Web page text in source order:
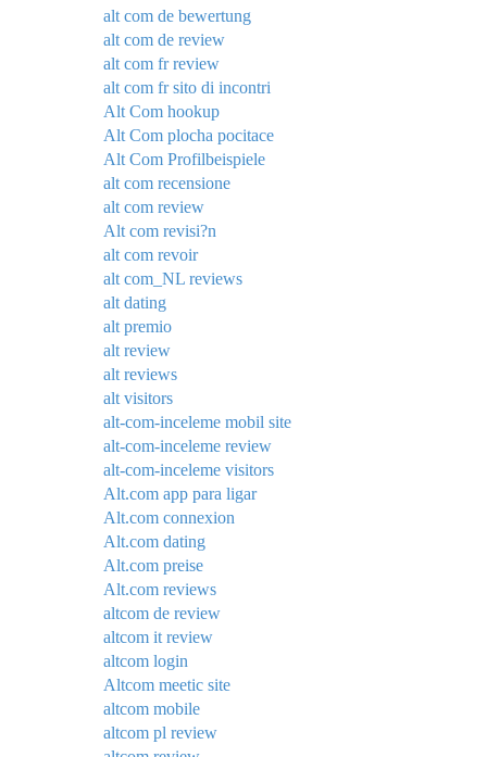
alt com de bewertung
alt com de review
alt com fr review
alt com fr sito di incontri
Alt Com hookup
Alt Com plocha pocitace
Alt Com Profilbeispiele
alt com recensione
alt com review
Alt com revisi?n
alt com revoir
alt com_NL reviews
alt dating
alt premio
alt review
alt reviews
alt visitors
alt-com-inceleme mobil site
alt-com-inceleme review
alt-com-inceleme visitors
Alt.com app para ligar
Alt.com connexion
Alt.com dating
Alt.com preise
Alt.com reviews
altcom de review
altcom it review
altcom login
Altcom meetic site
altcom mobile
altcom pl review